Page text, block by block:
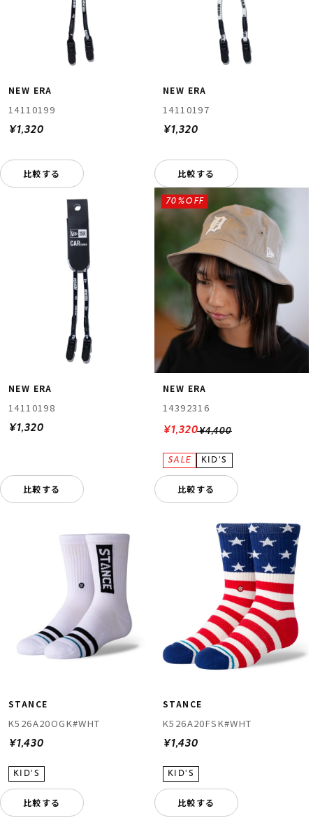
NEW ERA
14110199
¥1,320
比較する
NEW ERA
14110197
¥1,320
比較する
NEW ERA
14110198
¥1,320
比較する
NEW ERA
14392316
¥4,400
70%OFF
¥1,320
比較する
STANCE
K526A20OGK#WHT
¥1,430
比較する
STANCE
K526A20FSK#WHT
¥1,430
比較する